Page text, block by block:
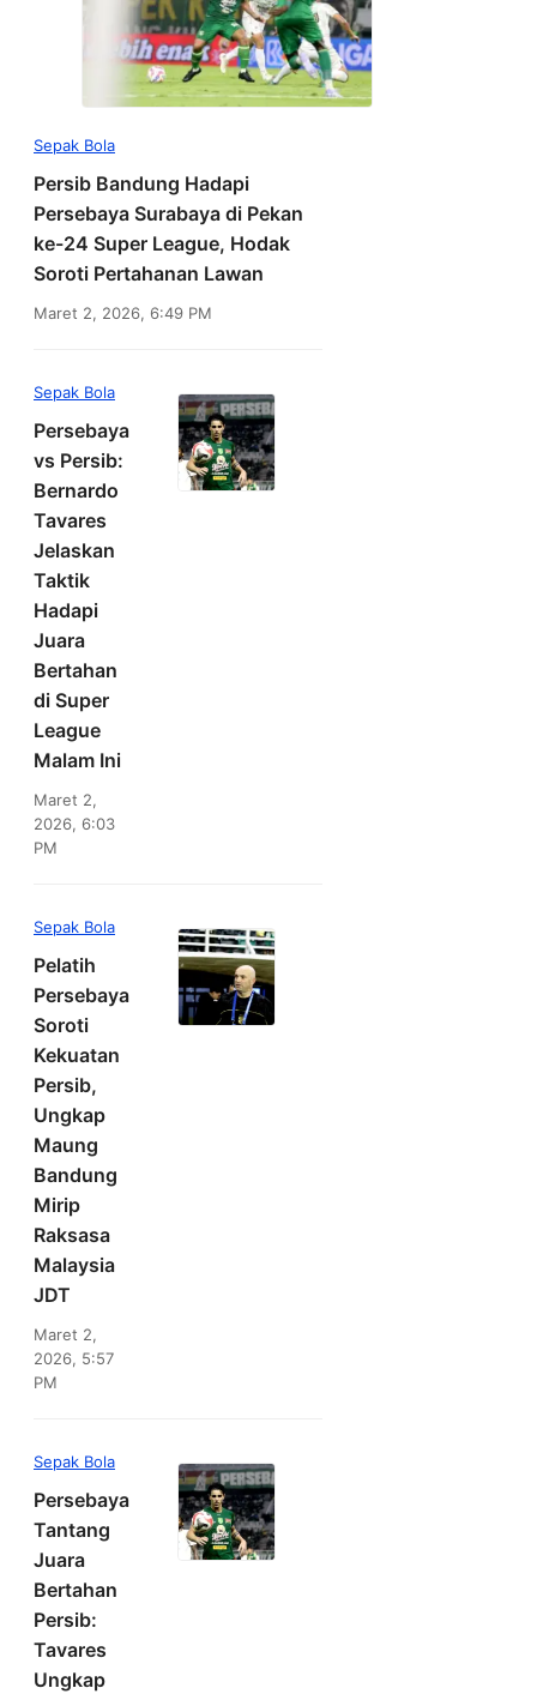
Sepak Bola
Persib Bandung Hadapi
Persebaya Surabaya di Pekan
ke-24 Super League, Hodak
Soroti Pertahanan Lawan
Maret 2, 2026, 6:49 PM
Sepak Bola
Persebaya
vs Persib:
Bernardo
Tavares
Jelaskan
Taktik
Hadapi
Juara
Bertahan
di Super
League
Malam Ini
Maret 2,
2026, 6:03
PM
Sepak Bola
Pelatih
Persebaya
Soroti
Kekuatan
Persib,
Ungkap
Maung
Bandung
Mirip
Raksasa
Malaysia
JDT
Maret 2,
2026, 5:57
PM
Sepak Bola
Persebaya
Tantang
Juara
Bertahan
Persib:
Tavares
Ungkap